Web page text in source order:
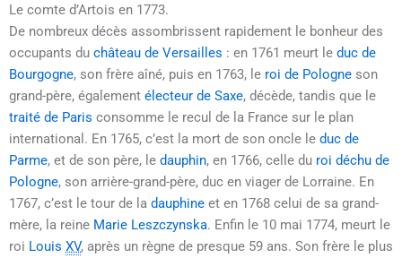
Le comte d’Artois en 1773.
De nombreux décès assombrissent rapidement le bonheur des
occupants du château de Versailles : en 1761 meurt le duc de
Bourgogne, son frère aîné, puis en 1763, le roi de Pologne son
grand-père, également électeur de Saxe, décède, tandis que le
traité de Paris consomme le recul de la France sur le plan
international. En 1765, c’est la mort de son oncle le duc de
Parme, et de son père, le dauphin, en 1766, celle du roi déchu de
Pologne, son arrière-grand-père, duc en viager de Lorraine. En
1767, c’est le tour de la dauphine et en 1768 celui de sa grand-
mère, la reine Marie Leszczynska. Enfin le 10 mai 1774, meurt le
roi Louis XV, après un règne de presque 59 ans. Son frère le plus